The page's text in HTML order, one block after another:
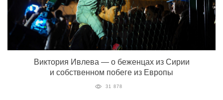
Виктория Ивлева — о беженцах из Сирии
и собственном побеге из Европы
31 878